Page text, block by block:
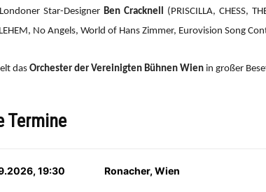
Star-Designer Ben Cracknell (PRISCILLA, CHESS,
No Angels, World of Hans Zimmer, Eurovision Song
dasOrchester der Vereinigten Bühnen Wien in großer
Termine
19:30 Ronacher, Wien